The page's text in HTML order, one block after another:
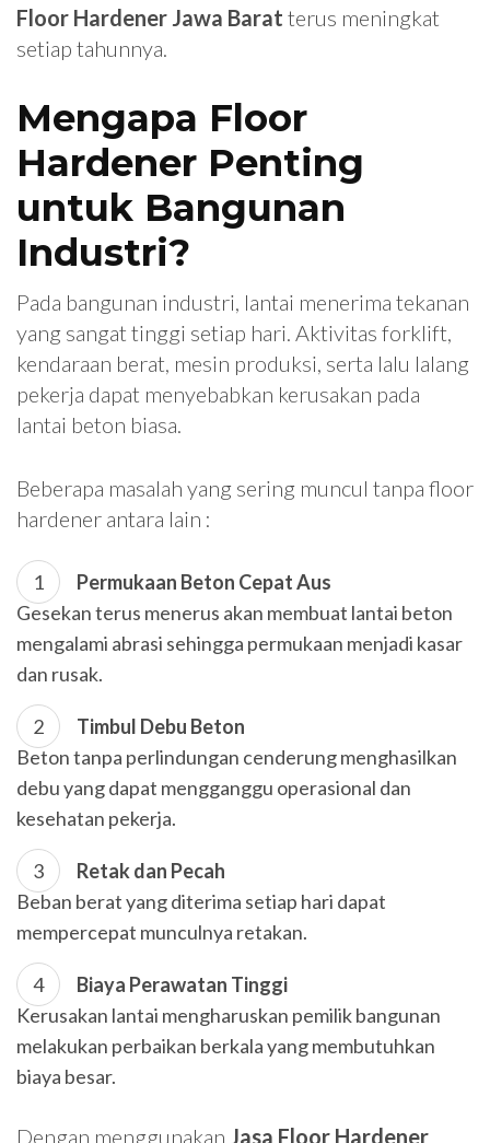
Floor Hardener Jawa Barat terus meningkat
setiap tahunnya.
Mengapa Floor
Hardener Penting
untuk Bangunan
Industri?
Pada bangunan industri, lantai menerima tekanan
yang sangat tinggi setiap hari. Aktivitas forklift,
kendaraan berat, mesin produksi, serta lalu lalang
pekerja dapat menyebabkan kerusakan pada
lantai beton biasa.
Beberapa masalah yang sering muncul tanpa floor
hardener antara lain :
Permukaan Beton Cepat Aus
Gesekan terus menerus akan membuat lantai beton
mengalami abrasi sehingga permukaan menjadi kasar
dan rusak.
Timbul Debu Beton
Beton tanpa perlindungan cenderung menghasilkan
debu yang dapat mengganggu operasional dan
kesehatan pekerja.
Retak dan Pecah
Beban berat yang diterima setiap hari dapat
mempercepat munculnya retakan.
Biaya Perawatan Tinggi
Kerusakan lantai mengharuskan pemilik bangunan
melakukan perbaikan berkala yang membutuhkan
biaya besar.
Dengan menggunakan Jasa Floor Hardener